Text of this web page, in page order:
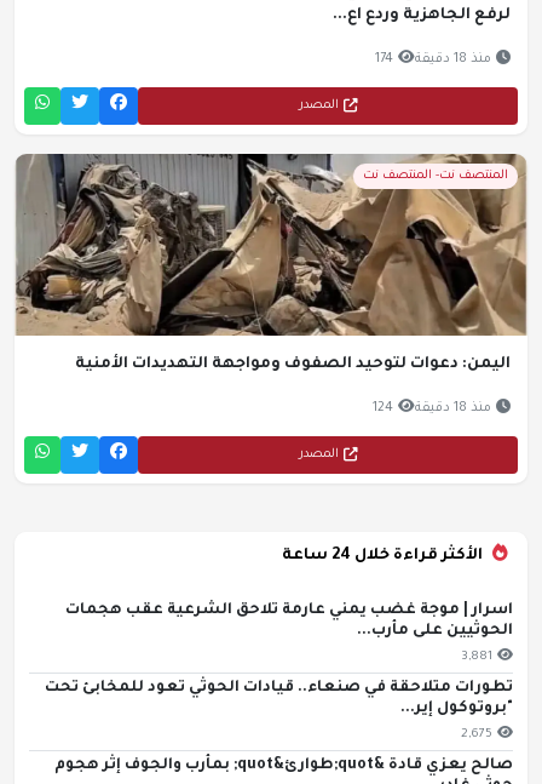
لرفع الجاهزية وردع اع...
منذ 18 دقيقة 174
المصدر
المنتصف نت- المنتصف نت
اليمن: دعوات لتوحيد الصفوف ومواجهة التهديدات الأمنية
منذ 18 دقيقة 124
المصدر
الأكثر قراءة خلال 24 ساعة
اسرار | موجة غضب يمني عارمة تلاحق الشرعية عقب هجمات
الحوثيين على مأرب...
3,881
تطورات متلاحقة في صنعاء.. قيادات الحوثي تعود للمخابئ تحت
"بروتوكول إير...
2,675
صالح يعزي قادة &quot;طوارئ&quot; بمأرب والجوف إثر هجوم